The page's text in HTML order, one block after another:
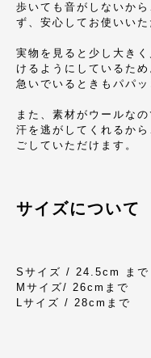
歩いても音がしないか
ず、安心してお使いいた
実物を見ると少し大き
けるようにしているため
急いでいるときもパパ
また、素材がウールな
汗を逃がしてくれるか
ごしていただけます。
サイズについて
Sサイズ / 24.5cm まで
Mサイズ/ 26cmまで
Lサイズ / 28cmまで